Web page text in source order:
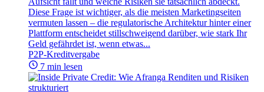
Diese Frage ist wichtiger, als die meisten Marketingseiten
vermuten lassen – die regulatorische Architektur hinter einer
Plattform entscheidet stillschweigend darüber, wie stark Ihr
Geld gefährdet ist, wenn etwas...
P2P-Kreditvergabe
7 min lesen